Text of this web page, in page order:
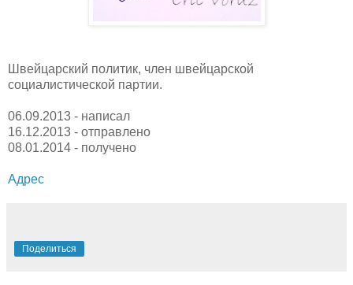
Швейцарский политик, член швейцарской
социалистической партии.
06.09.2013 - написал
16.12.2013 - отправлено
08.01.2014 - получено
Адрес
Поделиться